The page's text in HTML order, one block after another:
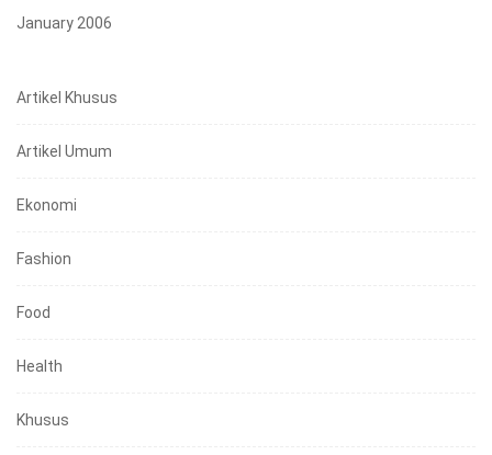
January 2006
Artikel Khusus
Artikel Umum
Ekonomi
Fashion
Food
Health
Khusus